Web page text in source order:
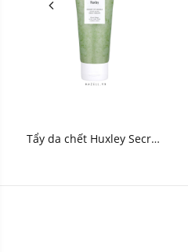
Tẩy da chết Huxley Secret